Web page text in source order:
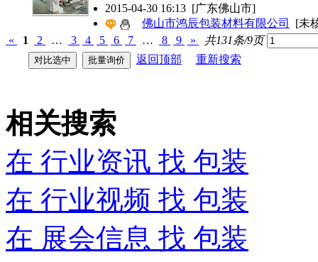
2015-04-30 16:13 [广东佛山市]
佛山市鸿辰包装材料有限公司
[未
«
1 2 … 3 4 5 6 7 … 8 9 »
共131条/9页
返回顶部
重新搜索
相关搜索
在 行业资讯 找 包装
在 行业视频 找 包装
在 展会信息 找 包装